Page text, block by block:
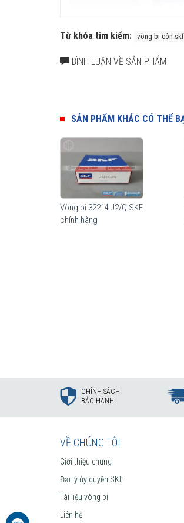
Ưu điểm và Ứng dụng
Là loại vòng bi chịu tải tổng
vòng bi. Vòng bi côn SKF có cải
con lăn lớn hơn, tải trọng cao hơn.
xe, Trục cán thép...
Từ khóa tìm kiếm: vòng bi côn skf
BÌNH LUẬN VỀ SẢN PHẨM
SẢN PHẨM KHÁC CÓ THỂ
Vòng bi 32214 J2/Q SKF
chính hãng
CHÍNH SÁCH
BẢO HÀNH
VỀ CHÚNG TÔI
Giới thiệu chung
Đại lý ủy quyền SKF
Tài liệu vòng bi
Liên hệ